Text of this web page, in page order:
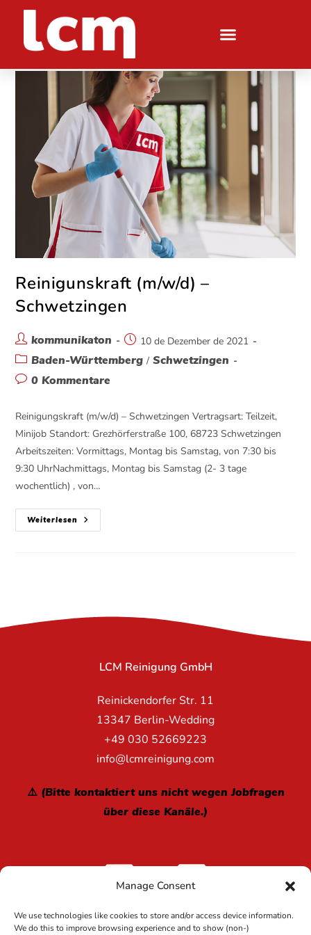
Manage Consent
We use technologies like cookies to store and/or access device information.
We do this to improve browsing experience and to show (non-)
Reinigunskraft (m/w/d) –
Schwetzingen
kommunikaton 10 de Dezember de 2021
Baden-Württemberg / Schwetzingen
0 Kommentare
Reinigungskraft (m/w/d) – Schwetzingen Vertragsart: Teilzeit,
Minijob Standort: Grezhörferstraße 100, 68723 Schwetzingen
Arbeitszeiten: Vormittags, Montag bis Samstag, von 7:30 bis
9:30 UhrNachmittags, Montag bis Samstag (2- 3 tage
wochentlich) , von…
Weiterlesen
LCM Reinigung GmbH
Reinickendorfer Str. 11
13347 Berlin-Wedding
+49 030 52669223
info@lcmreinigung.com
⚠️ (Bitte kontaktiert uns nicht wegen Jobfragen
über diese Kanäle.)